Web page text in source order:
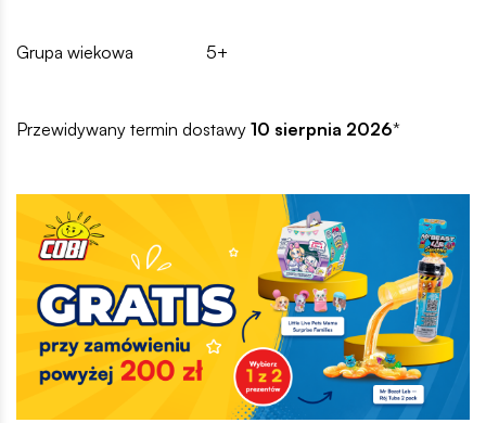
Grupa wiekowa 5+
Przewidywany termin dostawy 10 sierpnia 2026*